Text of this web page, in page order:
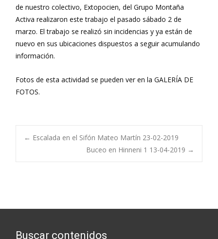
de nuestro colectivo, Extopocien, del Grupo Montaña
Activa realizaron este trabajo el pasado sábado 2 de
marzo. El trabajo se realizó sin incidencias y ya están de
nuevo en sus ubicaciones dispuestos a seguir acumulando
información.
Fotos de esta actividad se pueden ver en la GALERÍA DE
FOTOS.
Navegación
entradas
← Escalada en el Sifón Mateo Martín 23-02-2019
Buceo en Hinneni 1 13-04-2019 →
Buscar contenidos